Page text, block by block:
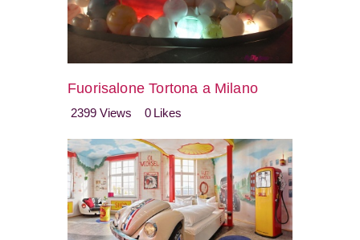
Fuorisalone Tortona a Milano
2399 Views 0 Likes